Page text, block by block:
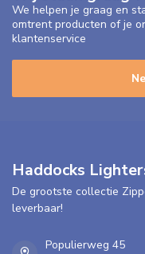
We helpen je graag en
omtrent producten of je
klantenservice
Haddocks
De grootste collectie
leverbaar!
Populierweg 45